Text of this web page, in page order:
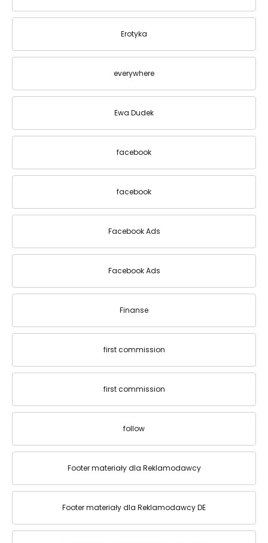
Erotyka
everywhere
Ewa Dudek
facebook
facebook
Facebook Ads
Facebook Ads
Finanse
first commission
first commission
follow
Footer materiały dla Reklamodawcy
Footer materiały dla Reklamodawcy DE